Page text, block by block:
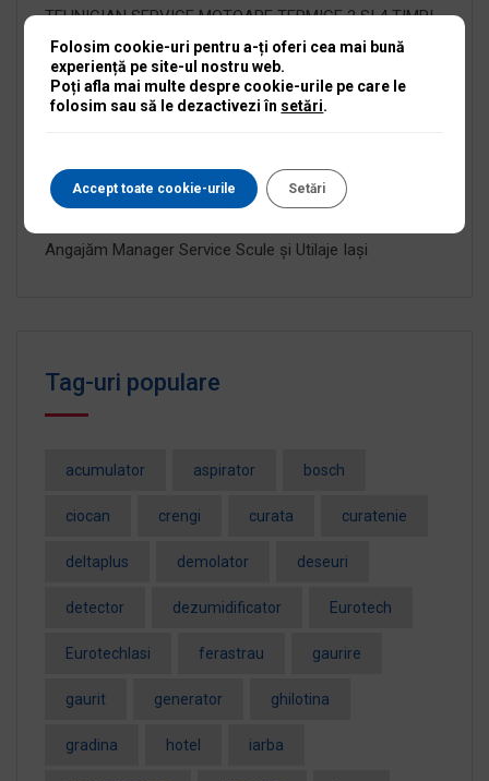
TEHNICIAN SERVICE MOTOARE TERMICE 2 SI 4 TIMPI
AGENT VÂNZĂRI TEREN SCULE ȘI UTILAJE
CONSTRUCȚII
RECEPȚIONER SERVICE SCULE ȘI UTILAJE
Angajăm Manager Service Scule și Utilaje Iași
Tag-uri populare
acumulator aspirator bosch
ciocan crengi curata curatenie
deltaplus demolator deseuri
detector dezumidificator Eurotech
EurotechIasi ferastrau gaurire
gaurit generator ghilotina
gradina hotel iarba
Folosim cookie-uri pentru a-ți oferi cea mai bună
experiență pe site-ul nostru web.
Poți afla mai multe despre cookie-urile pe care le
folosim sau să le dezactivezi în setări.
Accept toate cookie-urile Setări